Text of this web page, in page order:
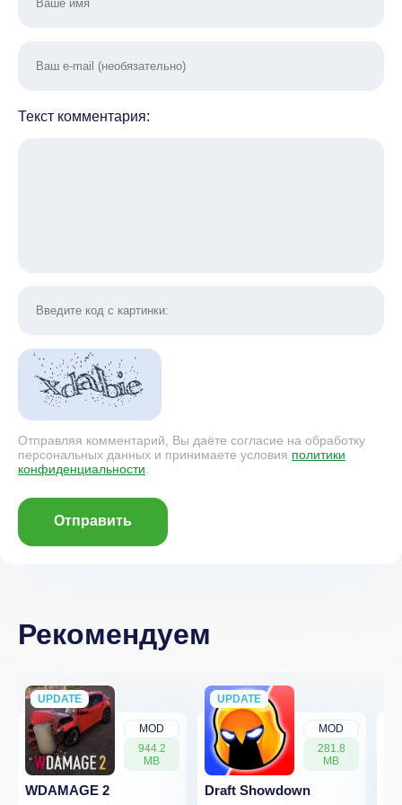
Текст комментария:
Отправляя комментарий, Вы даёте согласие на обработку
персональных данных и принимаете условия политики
конфиденциальности.
Отправить
Рекомендуем
MOD
944.2
MB
UPDATE
NEW
WDAMAGE 2
MOD
281.8
MB
UPDATE
NEW
Draft Showdown